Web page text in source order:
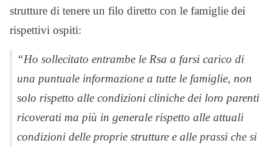
strutture di tenere un filo diretto con le famiglie dei
rispettivi ospiti:
“Ho sollecitato entrambe le Rsa a farsi carico di
una puntuale informazione a tutte le famiglie, non
solo rispetto alle condizioni cliniche dei loro parenti
ricoverati ma più in generale rispetto alle attuali
condizioni delle proprie strutture e alle prassi che si